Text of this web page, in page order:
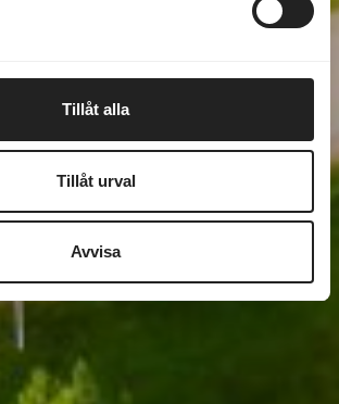
Tillåt alla
Tillåt urval
Avvisa